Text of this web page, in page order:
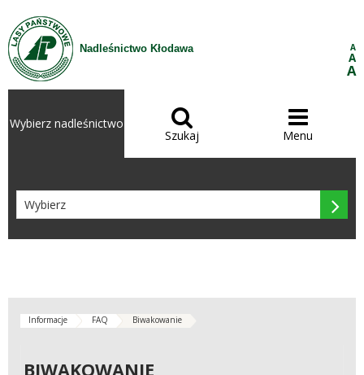
Przejdź do treści
Nadleśnictwo Kłodawa A
A
A
Wybierz nadleśnictwo 
Szukaj

Menu

Informacje FAQ Biwakowanie
BIWAKOWANIE